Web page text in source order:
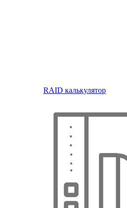
RAID калькулятор